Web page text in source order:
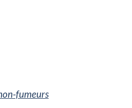
fumeurs